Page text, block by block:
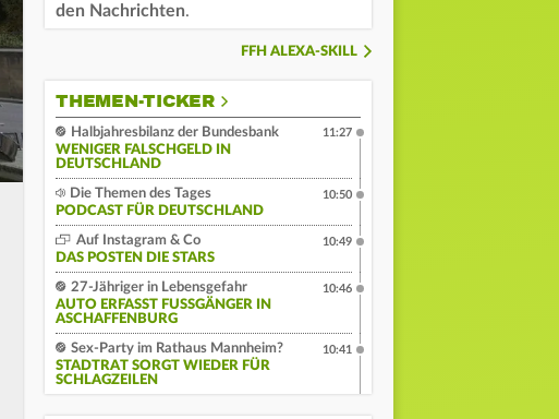
den Nachrichten.
FFH ALEXA-SKILL
THEMEN-TICKER
Halbjahresbilanz der Bundesbank
WENIGER FALSCHGELD IN
DEUTSCHLAND
11:27
Die Themen des Tages
PODCAST FÜR DEUTSCHLAND
10:50
Auf Instagram & Co
DAS POSTEN DIE STARS
10:49
27-Jähriger in Lebensgefahr
AUTO ERFASST FUSSGÄNGER IN A
SCHAFFENBURG
10:46
Sex-Party im Rathaus Mannheim?
STADTRAT SORGT WIEDER FÜR
SCHLAGZEILEN
10:41